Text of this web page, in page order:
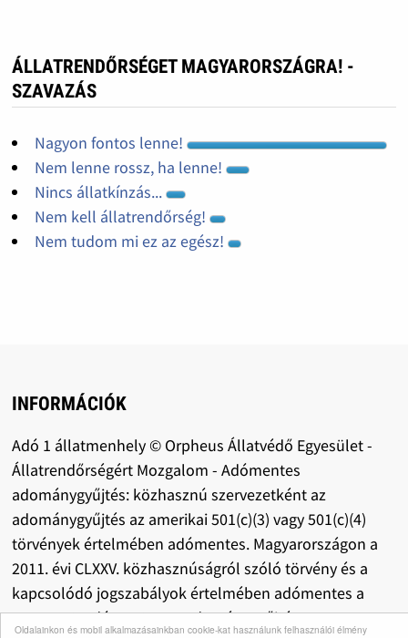
Oldalainkon és mobil alkalmazásainkban cookie-kat használunk felhasználói élmény
ÁLLATRENDŐRSÉGET MAGYARORSZÁGRA! -
SZAVAZÁS
Nagyon fontos lenne!
Nem lenne rossz, ha lenne!
Nincs állatkínzás...
Nem kell állatrendőrség!
Nem tudom mi ez az egész!
INFORMÁCIÓK
Adó 1 állatmenhely © Orpheus Állatvédő Egyesület -
Állatrendőrségért Mozgalom - Adómentes
adománygyűjtés: közhasznú szervezetként az
adománygyűjtés az amerikai 501(c)(3) vagy 501(c)(4)
törvények értelmében adómentes. Magyarországon a
2011. évi CLXXV. közhasznúságról szóló törvény és a
kapcsolódó jogszabályok értelmében adómentes a
szervezet, adómentes az adománygyűjtés.